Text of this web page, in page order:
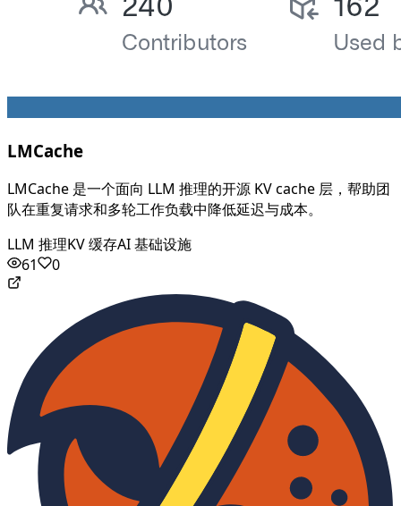
LMCache
LMCache 是一个面向 LLM 推理的开源 KV cache 层，帮助团
队在重复请求和多轮工作负载中降低延迟与成本。
LLM 推理KV 缓存AI 基础设施
61
0